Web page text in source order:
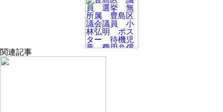
関連記事